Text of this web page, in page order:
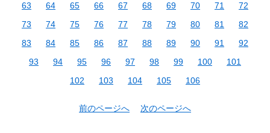
63
64 65 66 67 68 69 70 71
72
73
74 75 76 77 78 79 80 81
82
83
84 85 86 87 88 89 90 91
92
93
94 95 96 97 98 99 100
101
102
103 104 105 106
前のページへ 次のページへ